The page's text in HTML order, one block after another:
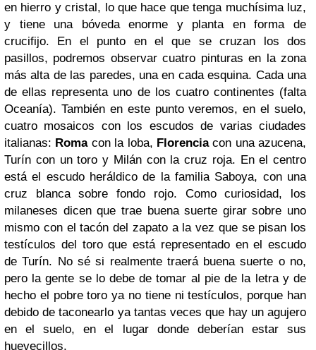
en hierro y cristal, lo que hace que tenga muchísima luz,
y tiene una bóveda enorme y planta en forma de
crucifijo. En el punto en el que se cruzan los dos
pasillos, podremos observar cuatro pinturas en la zona
más alta de las paredes, una en cada esquina. Cada una
de ellas representa uno de los cuatro continentes (falta
Oceanía). También en este punto veremos, en el suelo,
cuatro mosaicos con los escudos de varias ciudades
italianas: Romacon la loba, Florenciacon una azucena,
Turín con un toro y Milán con la cruz roja. En el centro
está el escudo heráldico de la familia Saboya, con una
cruz blanca sobre fondo rojo. Como curiosidad, los
milaneses dicen que trae buena suerte girar sobre uno
mismo con el tacón del zapato a la vez que se pisan los
testículos del toro que está representado en el escudo
de Turín. No sé si realmente traerá buena suerte o no,
pero la gente se lo debe de tomar al pie de la letra y de
hecho el pobre toro ya no tiene ni testículos, porque han
debido de taconearlo ya tantas veces que hay un agujero
en el suelo, en el lugar donde deberían estar sus
huevecillos.